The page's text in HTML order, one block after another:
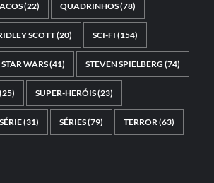
(22) QUADRINHOS(78)
SCOTT(20) SCI-FI (154)
STAR WARS(41) STEVEN SPIELBERG (74)
(25) SUPER-HERÓIS(23)
SÉRIE(31) SÉRIES(79) TERROR(63)